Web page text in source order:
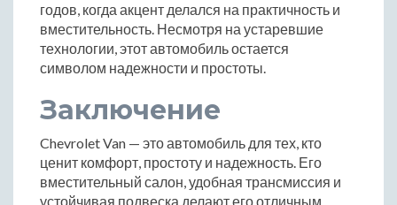
годов, когда акцент делался на практичность и
вместительность. Несмотря на устаревшие
технологии, этот автомобиль остается
символом надежности и простоты.
Заключение
Chevrolet Van — это автомобиль для тех, кто
ценит комфорт, простоту и надежность. Его
вместительный салон, удобная трансмиссия и
устойчивая подвеска делают его отличным